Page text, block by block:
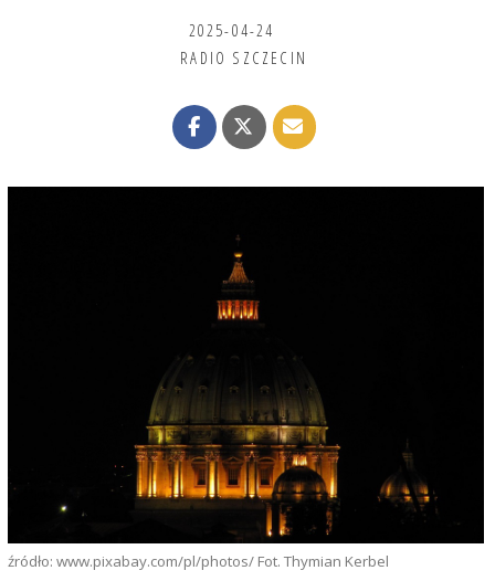
2025-04-24
RADIO SZCZECIN
źródło: www.pixabay.com/pl/photos/ Fot. Thymian Kerbel